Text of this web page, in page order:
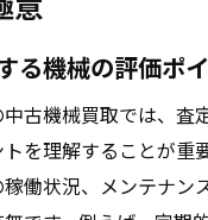
る機械の評価ポ
古機械買取では、査
を理解することが重
働状況、メンテナン